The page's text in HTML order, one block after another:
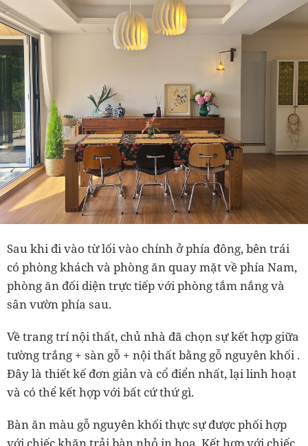
Sau khi đi vào từ lối vào chính ở phía đông, bên trái
có phòng khách và phòng ăn quay mặt về phía Nam,
phòng ăn đối diện trực tiếp với phòng tắm nắng và
sân vườn phía sau.
Về trang trí nội thất, chủ nhà đã chọn sự kết hợp giữa
tường trắng + sàn gỗ + nội thất bằng gỗ nguyên khối .
Đây là thiết kế đơn giản và cổ điển nhất, lại linh hoạt
và có thể kết hợp với bất cứ thứ gì.
Bàn ăn màu gỗ nguyên khối thực sự được phối hợp